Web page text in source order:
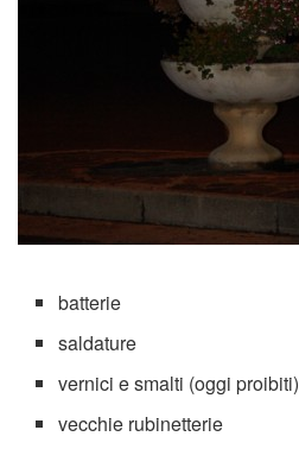
batterie
saldature
vernici e smalti (oggi proibiti)
vecchie rubinetterie